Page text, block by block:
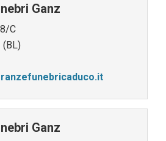
Ganz
C
(BL)
Ganz